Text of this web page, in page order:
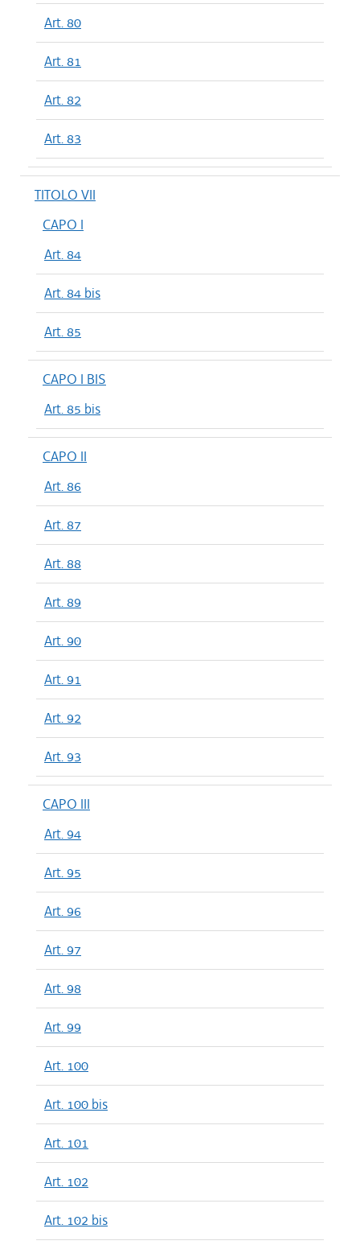
Art. 80
Art. 81
Art. 82
Art. 83
TITOLO VII
CAPO I
Art. 84
Art. 84 bis
Art. 85
CAPO I BIS
Art. 85 bis
CAPO II
Art. 86
Art. 87
Art. 88
Art. 89
Art. 90
Art. 91
Art. 92
Art. 93
CAPO III
Art. 94
Art. 95
Art. 96
Art. 97
Art. 98
Art. 99
Art. 100
Art. 100 bis
Art. 101
Art. 102
Art. 102 bis